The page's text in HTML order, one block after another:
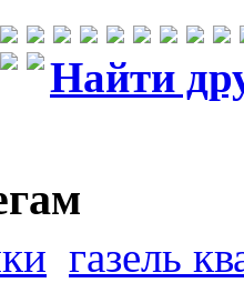
Найти
газель